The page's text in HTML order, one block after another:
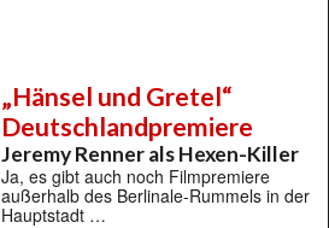
„Hänsel und Gretel“
Deutschlandpremiere
Jeremy Renner als Hexen-Killer
Ja, es gibt auch noch Filmpremiere
außerhalb des Berlinale-Rummels in der
Hauptstadt …